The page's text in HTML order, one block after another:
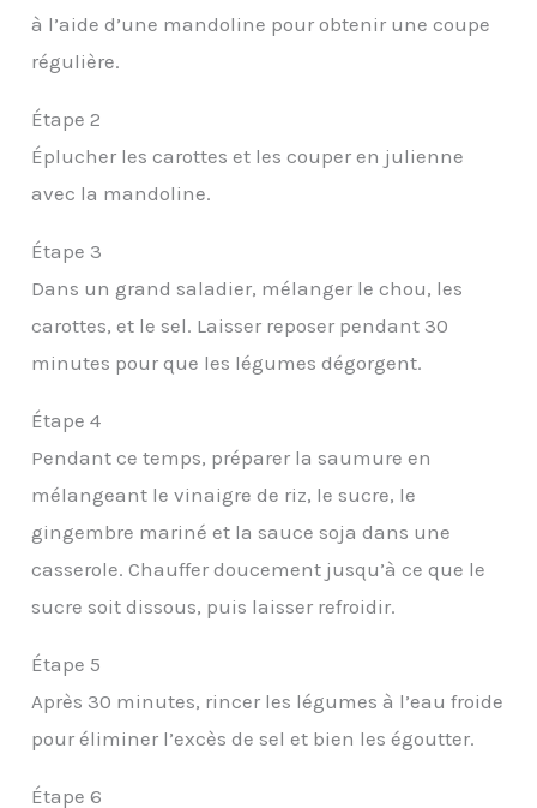
à l’aide d’une mandoline pour obtenir une coupe
régulière.
Étape 2
Éplucher les carottes et les couper en julienne
avec la mandoline.
Étape 3
Dans un grand saladier, mélanger le chou, les
carottes, et le sel. Laisser reposer pendant 30
minutes pour que les légumes dégorgent.
Étape 4
Pendant ce temps, préparer la saumure en
mélangeant le vinaigre de riz, le sucre, le
gingembre mariné et la sauce soja dans une
casserole. Chauffer doucement jusqu’à ce que le
sucre soit dissous, puis laisser refroidir.
Étape 5
Après 30 minutes, rincer les légumes à l’eau froide
pour éliminer l’excès de sel et bien les égoutter.
Étape 6